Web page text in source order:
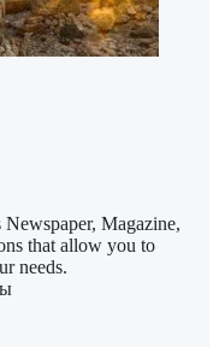
Newspaper, Magazine,
that allow you to
needs.